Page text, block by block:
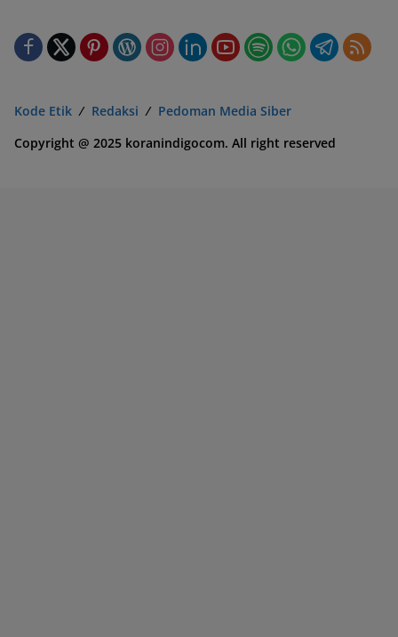
Kode Etik Redaksi
Pedoman Media Siber
Copyright @ 2025 koranindigocom. All right reserved